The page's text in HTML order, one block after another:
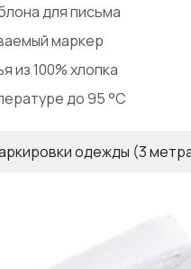
для письма
маркер
из 100% хлопка
до 95 °С
одежды (3